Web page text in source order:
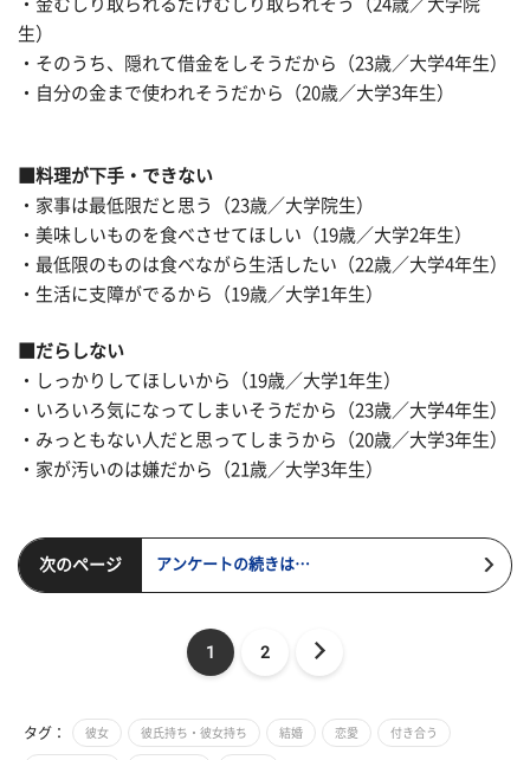
・金むしり取られるだけむしり取られそう（24歳／大学院
生）
・そのうち、隠れて借金をしそうだから（23歳／大学4年生）
・自分の金まで使われそうだから（20歳／大学3年生）
料理が下手・できない
・家事は最低限だと思う（23歳／大学院生）
・美味しいものを食べさせてほしい（19歳／大学2年生）
・最低限のものは食べながら生活したい（22歳／大学4年生）
・生活に支障がでるから（19歳／大学1年生）
だらしない
・しっかりしてほしいから（19歳／大学1年生）
・いろいろ気になってしまいそうだから（23歳／大学4年生）
・みっともない人だと思ってしまうから（20歳／大学3年生）
・家が汚いのは嫌だから（21歳／大学3年生）
次のページ アンケートの続きは…
1 2
タグ： 彼女 彼氏持ち・彼女持ち 結婚 恋愛 付き合う